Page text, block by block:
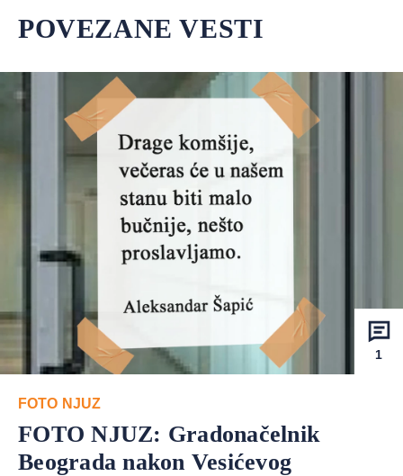
POVEZANE VESTI
1
FOTO NJUZ
FOTO NJUZ: Gradonačelnik
Beograda nakon Vesićevog